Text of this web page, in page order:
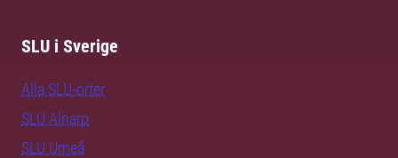
SLU i Sverige
Alla SLU-orter
SLU Alnarp
SLU Umeå